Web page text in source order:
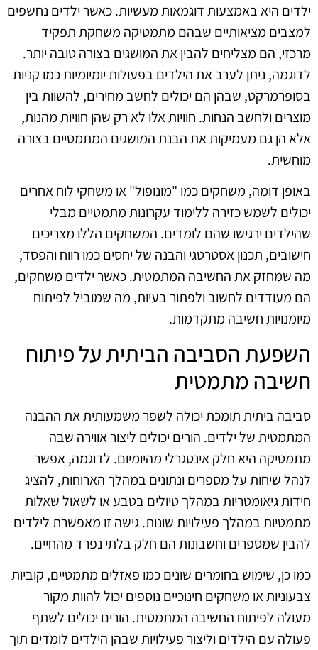
ילדים היא באמצעות דוגמאות מעשיות. כאשר ילדים נחשפים
למצבים מציאותיים שבהם מתמטיקה משחקת תפקיד
מרכזי, הם מצליחים להבין את המושגים בצורה טובה יותר.
לדוגמה, ניתן לערב את הילדים בפעולות יומיומיות כמו קניות
בסופרמרקט, שבהן הם יכולים לחשב מחירים, להשוות בין
מוצרים ולחשב הנחות. חוויות אלו לא רק שהן חוויות מהנות,
אלא הן גם מעמיקות את הבנת המושגים המתמטיים בצורה
מוחשית.
באופן דומה, משחקים כמו "מונופול" או משחקי לוח אחרים
יכולים לשמש כזירה ללימוד עקרונות מתמטיים מבלי
שהילדים ירגישו שהם לומדים. המשחקים הללו מצריכים
חישובים, תכנון אסטרטגי והבנה של יחסים כמו רווח והפסד,
מה שמחזק את החשיבה המתמטית. כאשר ילדים משחקים,
הם מעודדים לחשוב ולפתור בעיות, מה שמוביל לפיתוח
מיומנויות חשיבה מתקדמות.
השפעת הסביבה הביתית על פיתוח
חשיבה מתמטית
סביבה ביתית תומכת יכולה לשפר משמעותית את ההבנה
המתמטית של ילדים. הורים יכולים ליצור אווירה שבה
מתמטיקה היא חלק אינטגרלי מהיומיום. לדוגמה, אפשר
לנהל שיחות על מספרים ונתונים במהלך הארוחות, להציג
חידות גיאומטריות במהלך טיולים בטבע או לשאול שאלות
מתמטיות במהלך פעילויות שונות. גישה זו מאפשרת לילדים
להבין שמספרים וחשבונות הם חלק בלתי נפרד מהחיים.
כמו כן, שימוש בחומרים שונים כמו פאזלים מתמטיים, קוביות
צבעוניות או משחקים חינוכיים נוספים יכול להוות מקור
מעולה לפיתוח החשיבה המתמטית. הורים יכולים לשתף
פעולה עם הילדים וליצור פעילויות שבהן הילדים לומדים תוך